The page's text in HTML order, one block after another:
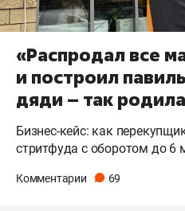
«Распродал все
и построил
дяди – так
Бизнес-кейс: как
стритфуда с оборотом до 6
Комментарии 69